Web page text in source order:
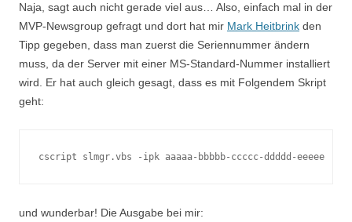
Naja, sagt auch nicht gerade viel aus… Also, einfach mal in der
MVP-Newsgroup gefragt und dort hat mir Mark Heitbrink den
Tipp gegeben, dass man zuerst die Seriennummer ändern
muss, da der Server mit einer MS-Standard-Nummer installiert
wird. Er hat auch gleich gesagt, dass es mit Folgendem Skript
geht:
cscript slmgr.vbs -ipk aaaaa-bbbbb-ccccc-ddddd-eeeee
und wunderbar! Die Ausgabe bei mir: